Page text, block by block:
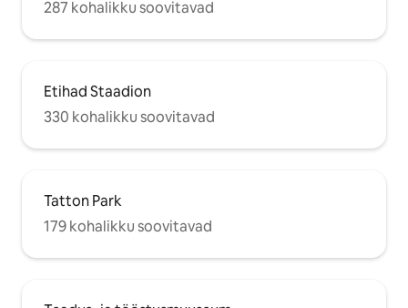
287 kohalikku soovitavad
Etihad Staadion
330 kohalikku soovitavad
Tatton Park
179 kohalikku soovitavad